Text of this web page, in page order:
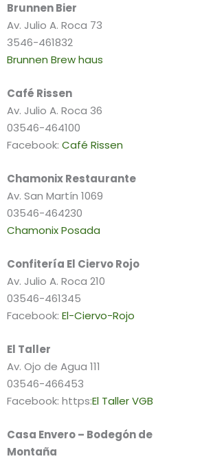
Brunnen Bier
Av. Julio A. Roca 73
3546-461832
Brunnen Brew haus
Café Rissen
Av. Julio A. Roca 36
03546-464100
Facebook: Café Rissen
Chamonix Restaurante
Av. San Martín 1069
03546-464230
Chamonix Posada
Confitería El Ciervo Rojo
Av. Julio A. Roca 210
03546-461345
Facebook: El-Ciervo-Rojo
El Taller
Av. Ojo de Agua 111
03546-466453
Facebook: https:El Taller VGB
Casa Envero – Bodegón de
Montaña